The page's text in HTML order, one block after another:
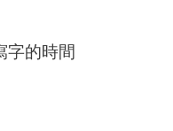
字的時間